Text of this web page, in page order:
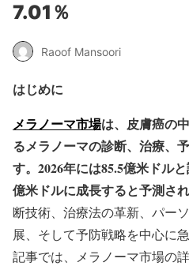
7.01％
Raoof Mansoori
はじめに
メラノーマ市場は、皮膚癌の
るメラノーマの診断、治療、
す。2026年には85.5億米ドル
億米ドルに成長すると予測され
断技術、治療法の革新、パー
展、そして予防戦略を中心に
記事では、メラノーマ市場の